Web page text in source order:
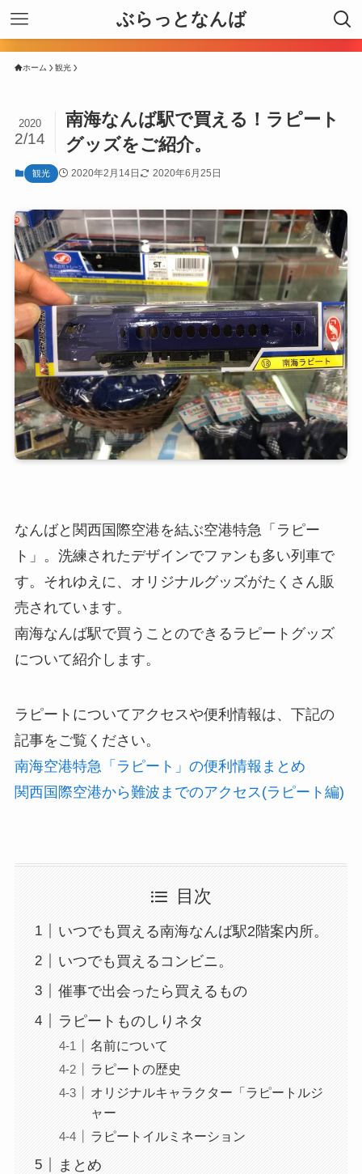
ぶらっとなんば
ホーム 観光
南海なんば駅で買える！ラピート
グッズをご紹介。
2020
2/14
観光 2020年2月14日 2020年6月25日
なんばと関西国際空港を結ぶ空港特急「ラピー
ト」。洗練されたデザインでファンも多い列車で
す。それゆえに、オリジナルグッズがたくさん販
売されています。
南海なんば駅で買うことのできるラピートグッズ
について紹介します。
ラピートについてアクセスや便利情報は、下記の
記事をご覧ください。
南海空港特急「ラピート」の便利情報まとめ
関西国際空港から難波までのアクセス(ラピート編)
目次
いつでも買える南海なんば駅2階案内所。
いつでも買えるコンビニ。
催事で出会ったら買えるもの
ラピートものしりネタ
名前について
ラピートの歴史
オリジナルキャラクター「ラピートルジ
ャー
ラピートイルミネーション
まとめ